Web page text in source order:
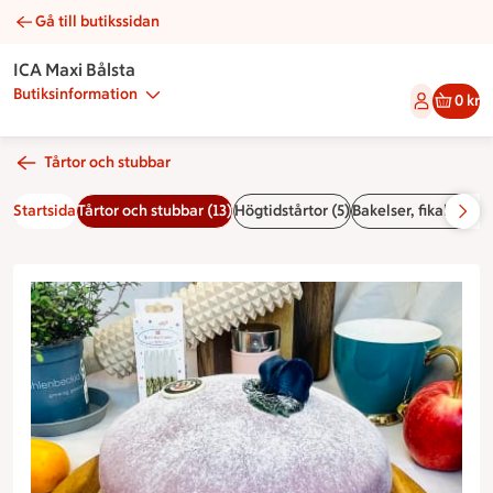
Blåbärsprinsess | Catering ICA Maxi Bålsta
Gå till butikssidan
ICA Maxi Bålsta
Butiksinformation 0 kr
Tårtor och stubbar
StartsidaTårtor och stubbar (13)Högtidstårtor (5)Bakelser, fikabröd